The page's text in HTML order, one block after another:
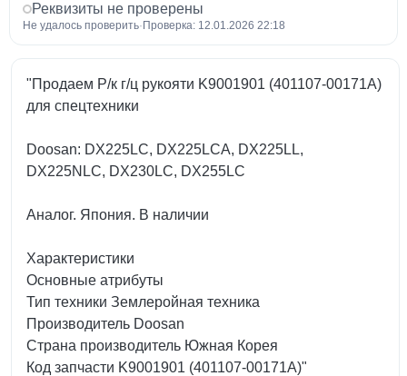
Реквизиты не проверены
Не удалось проверить· Проверка: 12.01.2026 22:18
"Продаем Р/к г/ц рукояти K9001901 (401107-00171A)
для спецтехники
Doosan: DX225LC, DX225LCA, DX225LL,
DX225NLC, DX230LC, DX255LC
Аналог. Япония. В наличии
Характеристики
Основные атрибуты
Тип техники Землеройная техника
Производитель Doosan
Страна производитель Южная Корея
Код запчасти K9001901 (401107-00171A)"